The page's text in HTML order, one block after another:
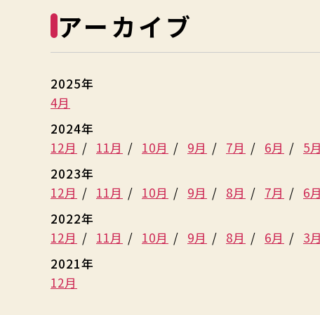
アーカイブ
2025年
4月
2024年
12月
11月 10月 9月 7月 6月 5月
2023年
12月
11月 10月 9月 8月 7月 6月
2022年
12月
11月 10月 9月 8月 6月 3月
2021年
12月